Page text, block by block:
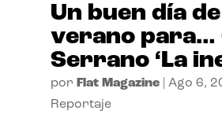
Un buen día de
verano para…
Serrano ‘La
por Flat Magazine| Ago 6,
Reportaje